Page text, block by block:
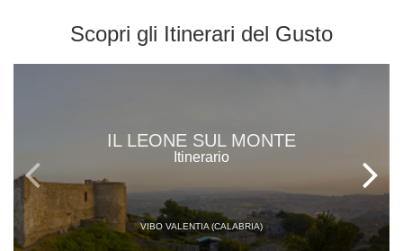
Scopri gli Itinerari del Gusto
IL LEONE SUL MONTE
Itinerario
VIBO VALENTIA (CALABRIA)